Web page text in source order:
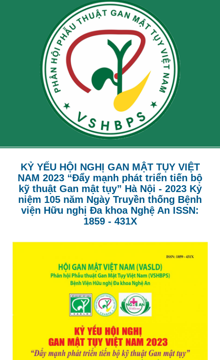
KỶ YẾU HỘI NGHỊ GAN MẬT TỤY VIỆT
NAM 2023 “Đẩy mạnh phát triển tiến bộ
kỹ thuật Gan mật tụy” Hà Nội - 2023 Kỷ
niệm 105 năm Ngày Truyền thống Bệnh
viện Hữu nghị Đa khoa Nghệ An ISSN:
1859 - 431X